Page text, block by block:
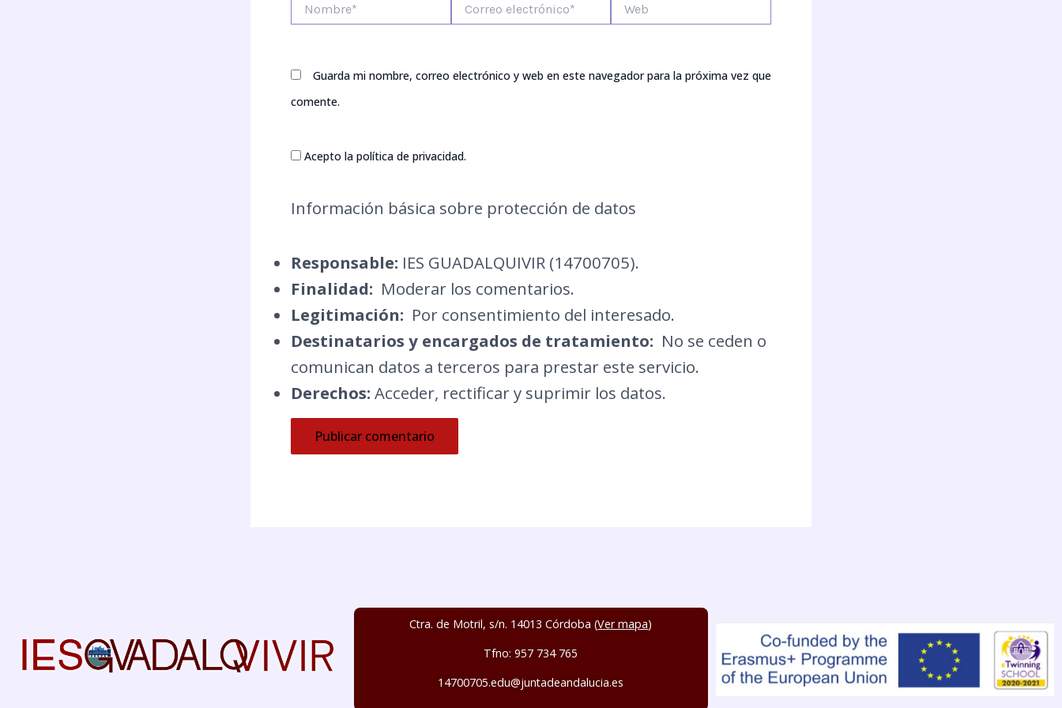
electrónico*
Guarda mi nombre, correo electrónico y web en este navegador para la próxima vez que
comente.
Acepto la política de privacidad.
Información básica sobre protección de datos
Responsable: IES GUADALQUIVIR (14700705).
Finalidad: Moderar los comentarios.
Legitimación: Por consentimiento del interesado.
Destinatarios y encargados de tratamiento: No se ceden o
comunican datos a terceros para prestar este servicio.
Derechos: Acceder, rectificar y suprimir los datos.
Ctra. de Motril, s/n. 14013 Córdoba (Ver mapa)
Tfno: 957 734 765
14700705.edu@juntadeandalucia.es